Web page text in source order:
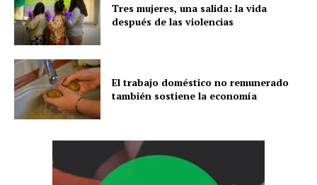
Tres mujeres, una salida: la vida
después de las violencias
El trabajo doméstico no remunerado
también sostiene la economía